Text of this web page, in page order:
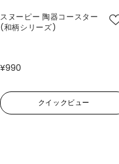
スヌーピー 陶器コースター
(和柄シリーズ)
¥990
クイックビュー